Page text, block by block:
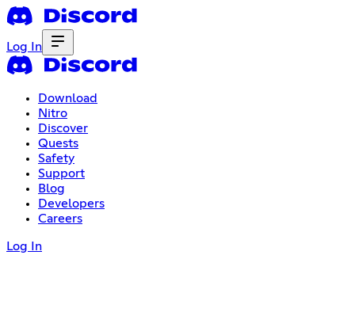
Log In
Download
Nitro
Discover
Quests
Safety
Support
Blog
Developers
Careers
Log In